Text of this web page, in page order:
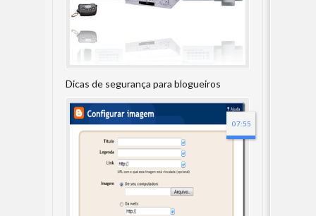
Dicas de segurança para blogueiros
07:55